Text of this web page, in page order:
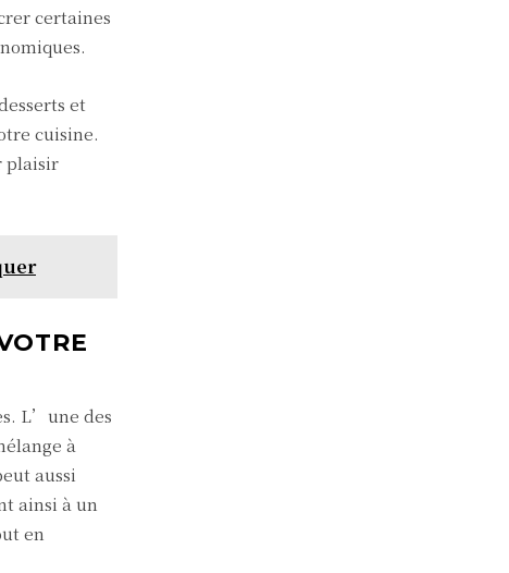
certaines
et
cuisine.
plaisir
L’une des
à
aussi
ainsi à un
en